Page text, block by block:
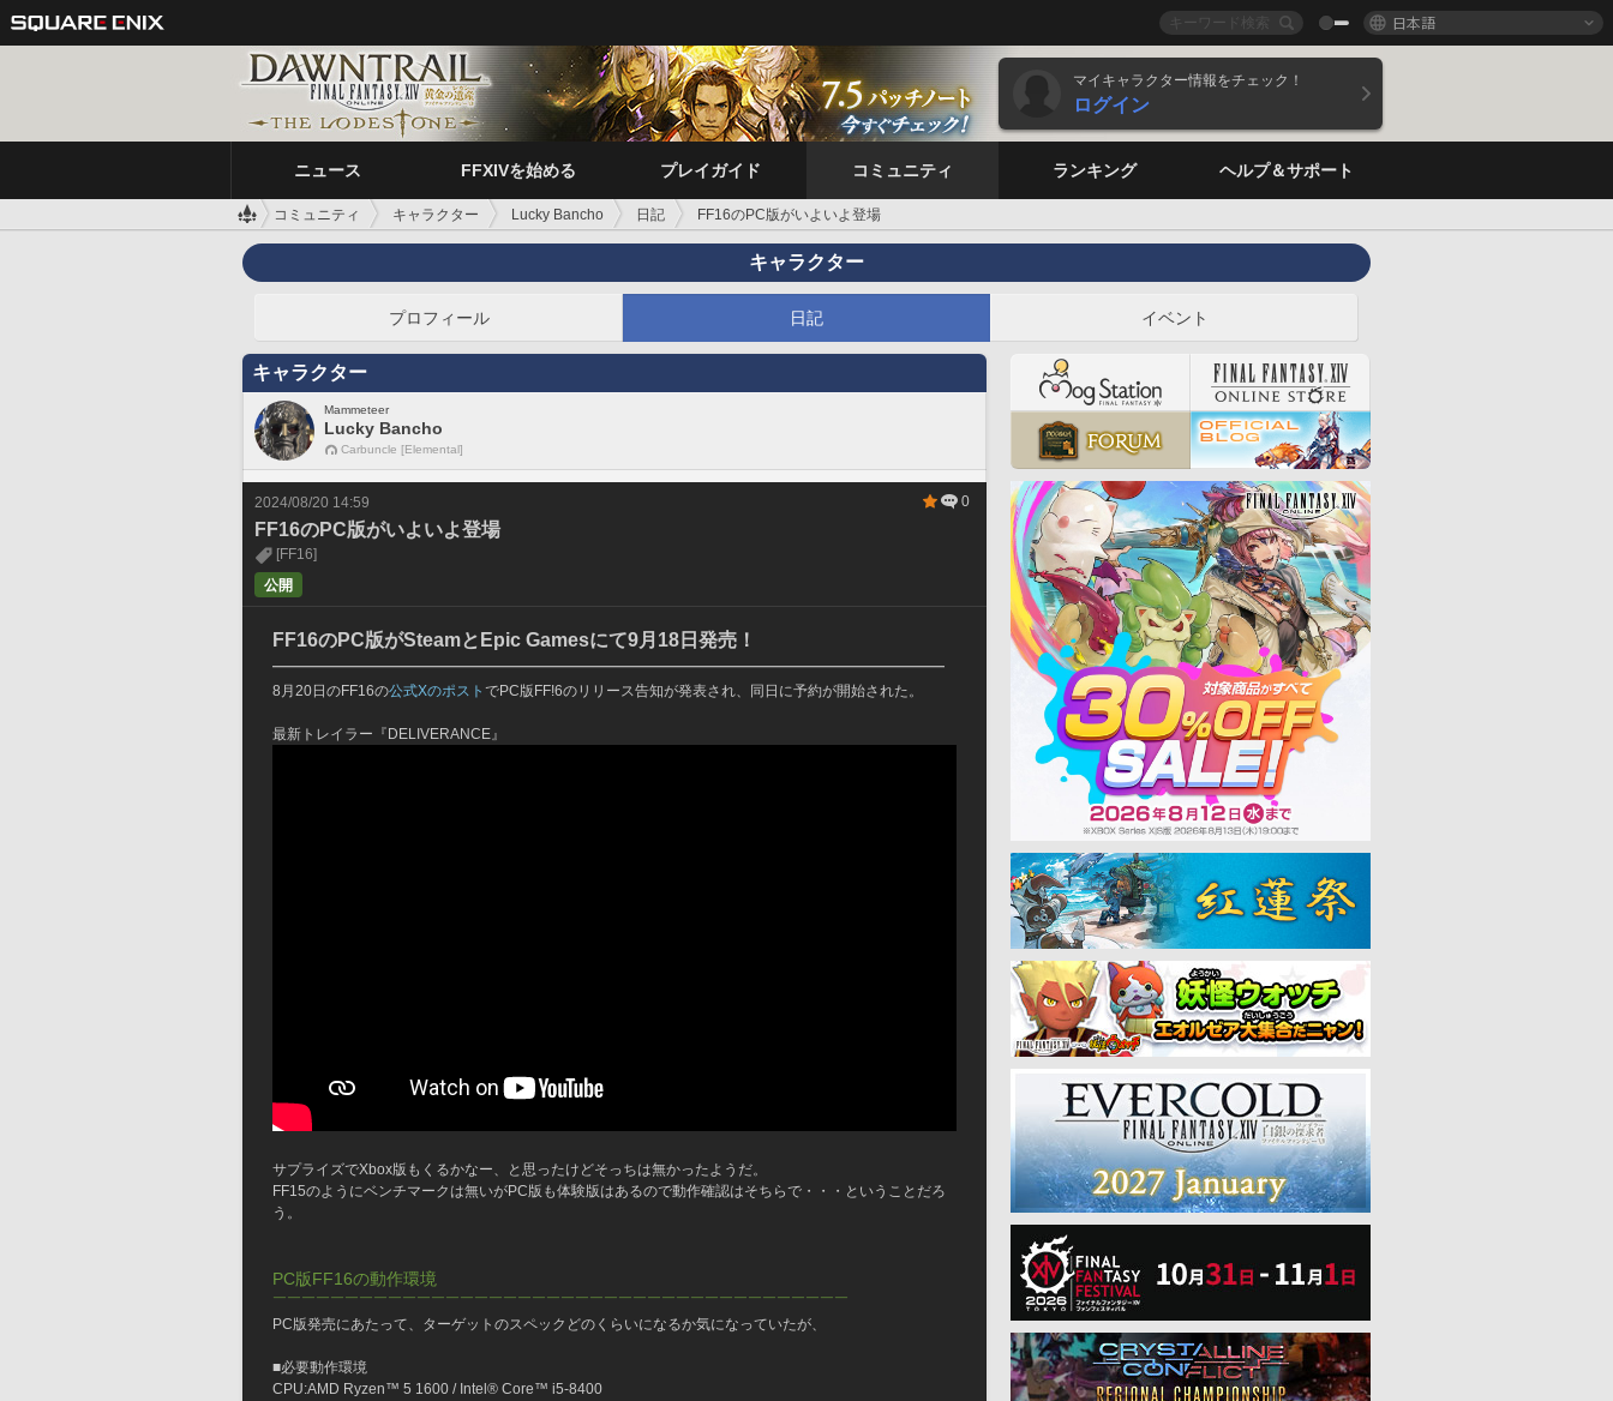
日本語
マイキャラクター情報をチェック！
ログイン
ニュース FFXIVを始める プレイガイド コミュニティ ランキング ヘルプ＆サポート
コミュニティ キャラクター Lucky Bancho 日記 FF16のPC版がいよいよ登場
キャラクター
プロフィール 日記 イベント
キャラクター
Mammeteer
Lucky Bancho
Carbuncle [Elemental]
2024/08/20 14:59 0
FF16のPC版がいよいよ登場
[FF16]
公開
FF16のPC版がSteamとEpic Gamesにて9月18日発売！
━━━━━━━━━━━━━━━━━━━━━━━━━━━━━━━━━━━━━━━━
8月20日のFF16の公式Xのポスト でPC版FF!6のリリース告知が発表され、同日に予約が開始された。
最新トレイラー『DELIVERANCE』
サプライズでXbox版もくるかなー、と思ったけどそっちは無かったようだ。
FF15のようにベンチマークは無いがPC版も体験版はあるので動作確認はそちらで・・・ということだろ
う。
PC版FF16の動作環境
￣￣￣￣￣￣￣￣￣￣￣￣￣￣￣￣￣￣￣￣￣￣￣￣￣￣￣￣￣￣￣￣￣￣￣￣￣￣￣￣
PC版発売にあたって、ターゲットのスペックどのくらいになるか気になっていたが、
■必要動作環境
CPU:AMD Ryzen™ 5 1600 / Intel® Core™ i5-8400